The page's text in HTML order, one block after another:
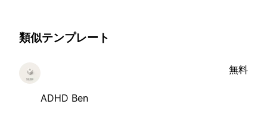
類似テンプレート
ADHD Ben
無料